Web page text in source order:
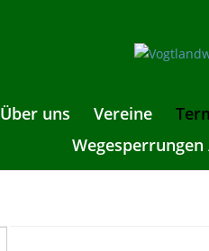
Über uns Vereine